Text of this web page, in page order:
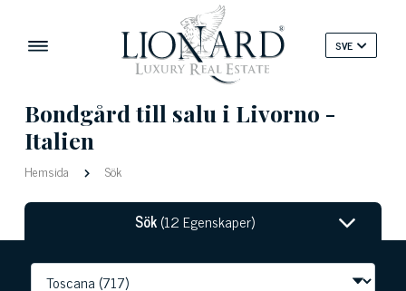
SVE
Bondgård till salu i Livorno -
Italien
Hemsida Sök
Sök(12 Egenskaper)